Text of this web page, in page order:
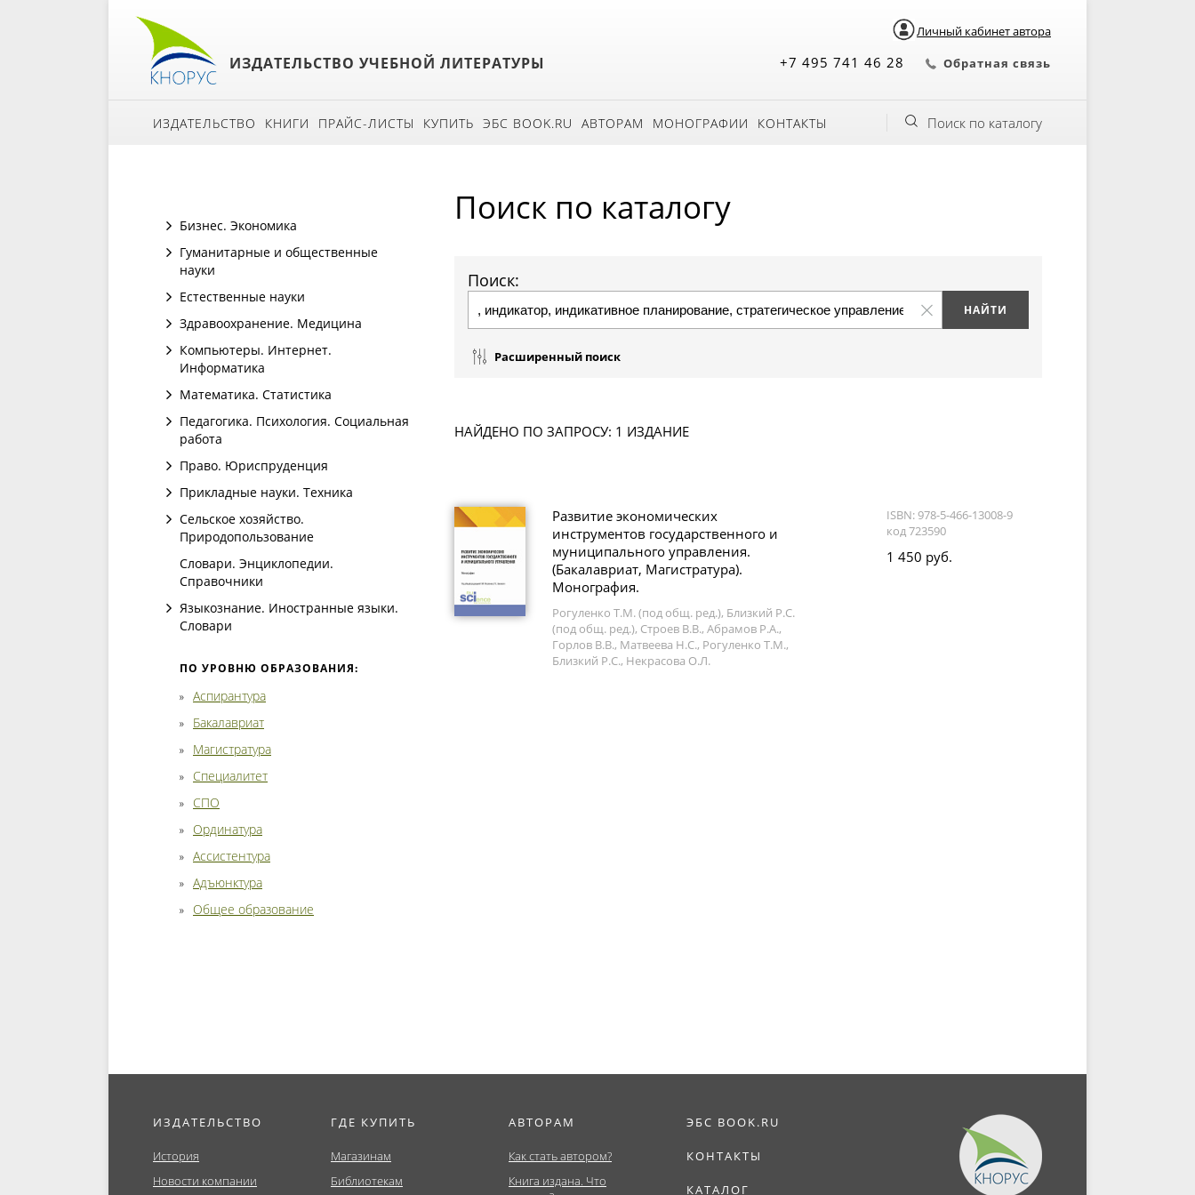
Личный кабинет автора
ИЗДАТЕЛЬСТВО УЧЕБНОЙ ЛИТЕРАТУРЫ +7 495 741 46 28 Обратная связь
ИЗДАТЕЛЬСТВО КНИГИ ПРАЙС-ЛИСТЫ КУПИТЬ ЭБС BOOK.RU АВТОРАМ МОНОГРАФИИ КОНТАКТЫ Поиск по каталогу
Бизнес. Экономика
Гуманитарные и общественные
науки
Естественные науки
Здравоохранение. Медицина
Компьютеры. Интернет.
Информатика
Математика. Статистика
Педагогика. Психология. Социальная
работа
Право. Юриспруденция
Прикладные науки. Техника
Сельское хозяйство.
Природопользование
Словари. Энциклопедии.
Справочники
Языкознание. Иностранные языки.
Словари
ПО УРОВНЮ ОБРАЗОВАНИЯ:
Аспирантура
Бакалавриат
Магистратура
Специалитет
СПО
Ординатура
Ассистентура
Адъюнктура
Общее образование
Поиск по каталогу
Поиск:
Расширенный поиск
НАЙДЕНО ПО ЗАПРОСУ: 1 ИЗДАНИЕ
Развитие экономических
инструментов государственного и
муниципального управления.
(Бакалавриат, Магистратура).
Монография.
Рогуленко Т.М. (под общ. ред.), Близкий Р.С.
(под общ. ред.), Строев В.В., Абрамов Р.А.,
Горлов В.В., Матвеева Н.С., Рогуленко Т.М.,
Близкий Р.С., Некрасова О.Л.
ISBN: 978-5-466-13008-9
код 723590
1 450 руб.
ИЗДАТЕЛЬСТВО
История
Новости компании
ГДЕ КУПИТЬ
Магазинам
Библиотекам
АВТОРАМ
Как стать автором?
Книга издана. Что
ЭБС BOOK.RU
КОНТАКТЫ
КАТАЛОГ